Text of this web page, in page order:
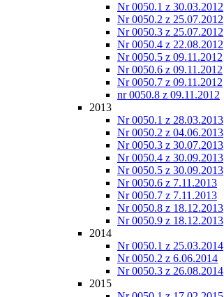
Nr 0050.1 z 30.03.2012
Nr 0050.2 z 25.07.2012
Nr 0050.3 z 25.07.2012
Nr 0050.4 z 22.08.2012
Nr 0050.5 z 09.11.2012
Nr 0050.6 z 09.11.2012
Nr 0050.7 z 09.11.2012
nr 0050.8 z 09.11.2012
2013
Nr 0050.1 z 28.03.2013
Nr 0050.2 z 04.06.2013
Nr 0050.3 z 30.07.2013
Nr 0050.4 z 30.09.2013
Nr 0050.5 z 30.09.2013
Nr 0050.6 z 7.11.2013
Nr 0050.7 z 7.11.2013
Nr 0050.8 z 18.12.2013
Nr 0050.9 z 18.12.2013
2014
Nr 0050.1 z 25.03.2014
Nr 0050.2 z 6.06.2014
Nr 0050.3 z 26.08.2014
2015